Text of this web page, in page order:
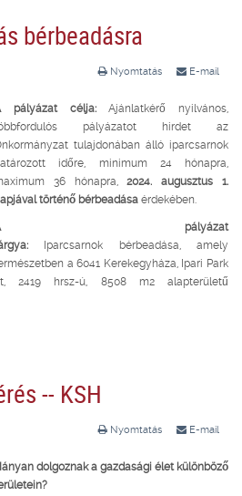
bérbeadásra
Nyomtatás E-mail
pályázat célja:Ajánlatkérő nyilvános,
pályázatot hirdet az
tulajdonában álló iparcsarnok
időre, minimum 24 hónapra,
36 hónapra,
2024. augusztus 1.
történő bérbeadása érdekében.
pályázat
Iparcsarnok bérbeadása, amely
a 6041 Kerekegyháza, Ipari Park
2419 hrsz-ú, 8508 m2 alapterületű
-- KSH
Nyomtatás E-mail
dolgoznak a gazdasági élet különböző